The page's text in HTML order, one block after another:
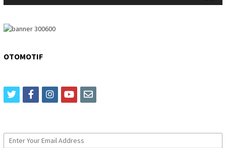
OTOMOTIF
twitterfacebookinstagram
youtubeemail